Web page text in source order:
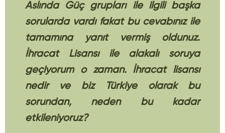
Aslında Güç grupları ile ilgili başka
sorularda vardı fakat bu cevabınız ile
tamamına yanıt vermiş oldunuz.
İhracat Lisansı ile alakalı soruya
geçiyorum o zaman. İhracat lisansı
nedir ve biz Türkiye olarak bu
sorundan, neden bu kadar
etkileniyoruz?